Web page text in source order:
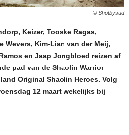
© Shotbysud
Keizer, Tooske Ragas,
Wevers, Kim-Lian van der Meij,
en Jaap Jongbloed reizen af
pad van de Shaolin Warrior
Original Shaolin Heroes. Volg
12 maart wekelijks bij